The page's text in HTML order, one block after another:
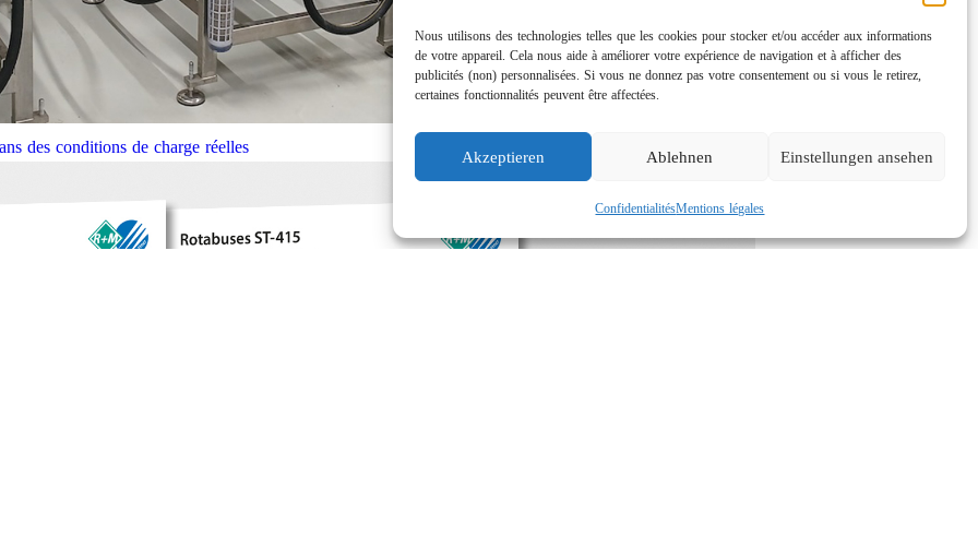
Nous utilisons des technologies telles que les cookies pour stocker et/ou accéder aux informations
de votre appareil. Cela nous aide à améliorer votre expérience de navigation et à afficher des
publicités (non) personnalisées. Si vous ne donnez pas votre consentement ou si vous le retirez,
certaines fonctionnalités peuvent être affectées.
Akzeptieren Ablehnen Einstellungen ansehen
ConfidentialitésMentions légales
des conditions de charge réelles